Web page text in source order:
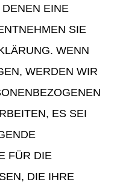
EINE
SIE
WENN
WERDEN WIR
ES SEI
FÜR DIE
DIE IHRE